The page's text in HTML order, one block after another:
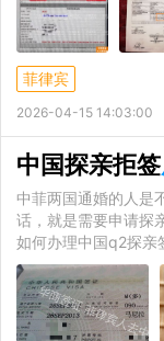
菲律宾
2026-04-15 14:03:00
中国探亲拒签
中菲两国通婚的人是
话，就是需要申请探
如何办理中国q2探亲